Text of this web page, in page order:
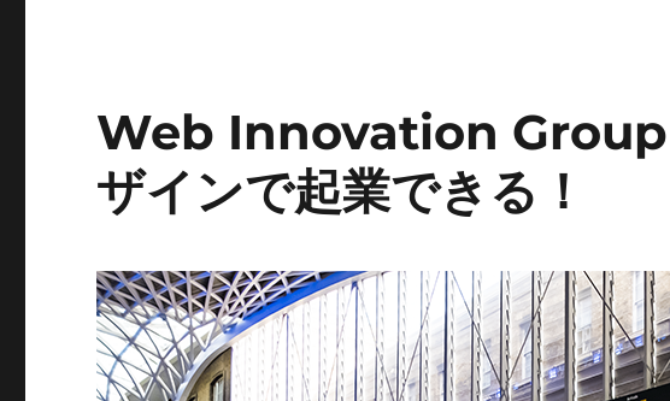
Web Innovation Group
ザインで起業できる！